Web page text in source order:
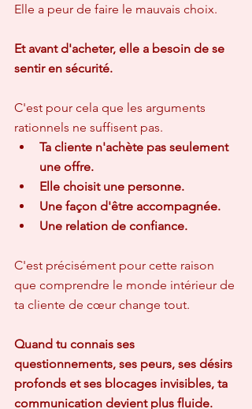
Elle a peur de faire le mauvais choix.
Et avant d'acheter, elle a besoin de se
sentir en sécurité.
C'est pour cela que les arguments
rationnels ne suffisent pas.
Ta cliente n'achète pas seulement
une offre.
Elle choisit une personne.
Une façon d'être accompagnée.
Une relation de confiance.
C'est précisément pour cette raison
que comprendre le monde intérieur de
ta cliente de cœur change tout.
Quand tu connais ses
questionnements, ses peurs, ses désirs
profonds et ses blocages invisibles, ta
communication devient plus fluide.